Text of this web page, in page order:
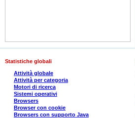
Statistiche globali
Attività globale
Attività per categoria
Motori di ricerca
Sistemi operativi
Browsers
Browser con cookie
Browsers con supporto Java